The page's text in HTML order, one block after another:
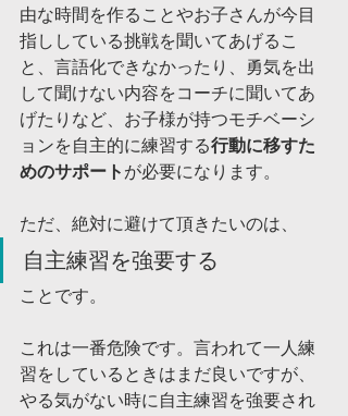
由な時間を作ることやお子さんが今目
指ししている挑戦を聞いてあげるこ
と、言語化できなかったり、勇気を出
して聞けない内容をコーチに聞いてあ
げたりなど、お子様が持つモチベーシ
ョンを自主的に練習する行動に移すた
めのサポート が必要になります。
ただ、絶対に避けて頂きたいのは、
自主練習を強要する
ことです。
これは一番危険です。言われて一人練
習をしているときはまだ良いですが、
やる気がない時に自主練習を強要され